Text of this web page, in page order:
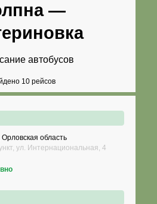
—
автобусов
10 рейсов
Орловская область
ул. Интернациональная, 4